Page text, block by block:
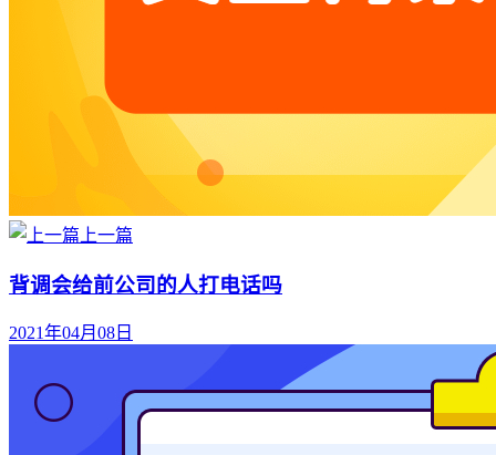
上一篇
背调会给前公司的人打电话吗
2021年04月08日